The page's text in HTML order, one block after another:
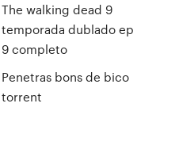
The walking dead 9
temporada dublado ep
9 completo
Penetras bons de bico
torrent